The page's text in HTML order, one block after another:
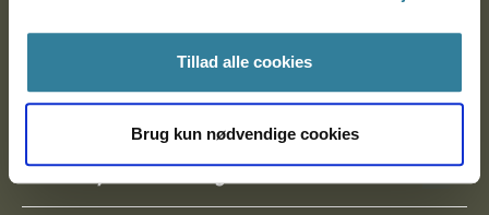
Tillad alle cookies
Brug kun nødvendige cookies
9000 Aalborg